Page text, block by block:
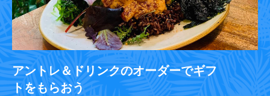
アントレ＆ドリンクのオーダーでギフ
トをもらおう